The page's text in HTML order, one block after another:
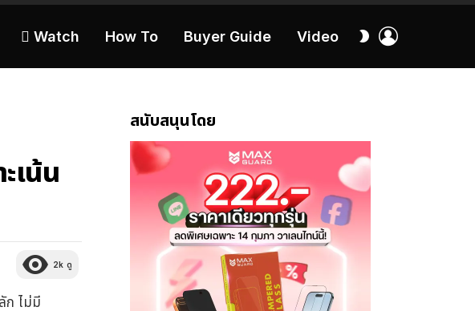
 Watch How To Buyer Guide Video
สลับ
เน้น
2k ดู
ก ไม่มี
สนับสนุนโดย